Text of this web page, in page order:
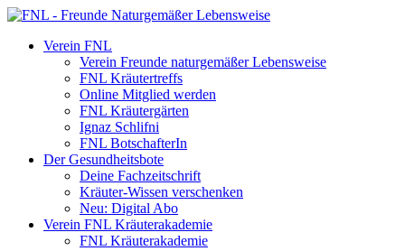
Verein FNL
Verein Freunde naturgemäßer Lebensweise
FNL Kräutertreffs
Online Mitglied werden
FNL Kräutergärten
Ignaz Schlifni
FNL BotschafterIn
Der Gesundheitsbote
Deine Fachzeitschrift
Kräuter-Wissen verschenken
Neu: Digital Abo
Verein FNL Kräuterakademie
FNL Kräuterakademie